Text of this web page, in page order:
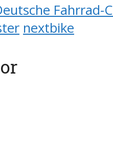
Fahrrad-
nextbike